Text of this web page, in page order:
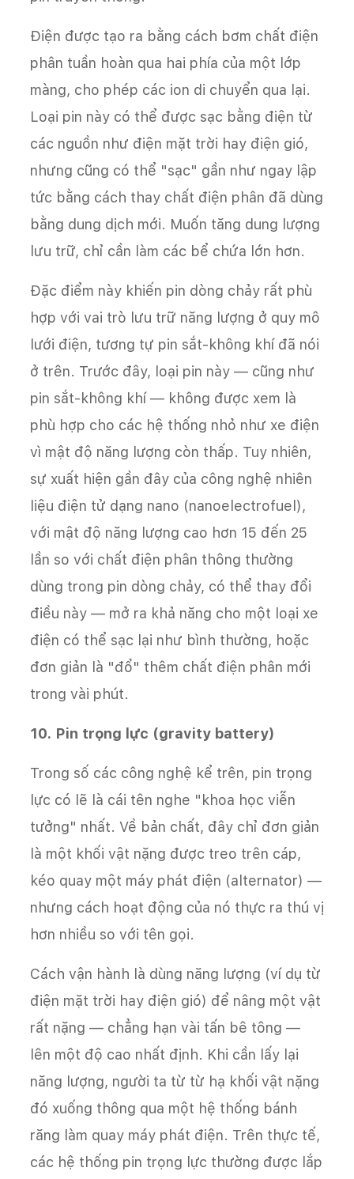
Điện được tạo ra bằng cách bơm chất điện
phân tuần hoàn qua hai phía của một lớp
màng, cho phép các ion di chuyển qua lại.
Loại pin này có thể được sạc bằng điện từ
các nguồn như điện mặt trời hay điện gió,
nhưng cũng có thể "sạc" gần như ngay lập
tức bằng cách thay chất điện phân đã dùng
bằng dung dịch mới. Muốn tăng dung lượng
lưu trữ, chỉ cần làm các bể chứa lớn hơn.
Đặc điểm này khiến pin dòng chảy rất phù
hợp với vai trò lưu trữ năng lượng ở quy mô
lưới điện, tương tự pin sắt-không khí đã nói
ở trên. Trước đây, loại pin này — cũng như
pin sắt-không khí — không được xem là
phù hợp cho các hệ thống nhỏ như xe điện
vì mật độ năng lượng còn thấp. Tuy nhiên,
sự xuất hiện gần đây của công nghệ nhiên
liệu điện tử dạng nano (nanoelectrofuel),
với mật độ năng lượng cao hơn 15 đến 25
lần so với chất điện phân thông thường
dùng trong pin dòng chảy, có thể thay đổi
điều này — mở ra khả năng cho một loại xe
điện có thể sạc lại như bình thường, hoặc
đơn giản là "đổ" thêm chất điện phân mới
trong vài phút.
10. Pin trọng lực (gravity battery)
Trong số các công nghệ kể trên, pin trọng
lực có lẽ là cái tên nghe "khoa học viễn
tưởng" nhất. Về bản chất, đây chỉ đơn giản
là một khối vật nặng được treo trên cáp,
kéo quay một máy phát điện (alternator) —
nhưng cách hoạt động của nó thực ra thú vị
hơn nhiều so với tên gọi.
Cách vận hành là dùng năng lượng (ví dụ từ
điện mặt trời hay điện gió) để nâng một vật
rất nặng — chẳng hạn vài tấn bê tông —
lên một độ cao nhất định. Khi cần lấy lại
năng lượng, người ta từ từ hạ khối vật nặng
đó xuống thông qua một hệ thống bánh
răng làm quay máy phát điện. Trên thực tế,
các hệ thống pin trọng lực thường được lắp